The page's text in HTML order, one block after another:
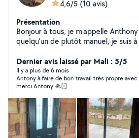
4,6/5 (10 avis)
Présentation
Bonjour à tous, je m'appelle Anthony j'ai
quelqu'un de plutôt manuel, je suis
bien sûr.
Dernier avis laissé par Mali : 5/5
Il y a plus de 6 mois
Antony à faire de bon travail très propre avec un prix normal
merci Antony 🙏🏻